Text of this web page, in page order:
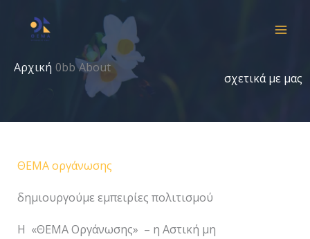
περιεχόμενο
Αρχική
About
σχετικά με μας
ΘΕΜΑ οργάνωσης
δημιουργούμε εμπειρίες πολιτισμού
Η «ΘΕΜΑ Οργάνωσης» – η Αστική μη